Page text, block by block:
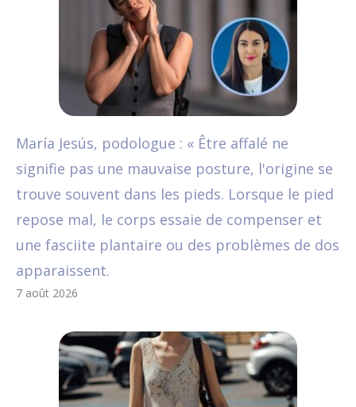
María Jesús, podologue : « Être affalé ne
signifie pas une mauvaise posture, l'origine se
trouve souvent dans les pieds. Lorsque le pied
repose mal, le corps essaie de compenser et
une fasciite plantaire ou des problèmes de dos
apparaissent.
7 août 2026